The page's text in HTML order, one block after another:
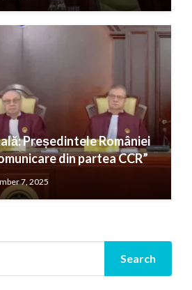
Președintele României
din partea CCR”
7, 2025
Search